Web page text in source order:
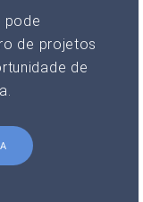
pode
de projetos
de